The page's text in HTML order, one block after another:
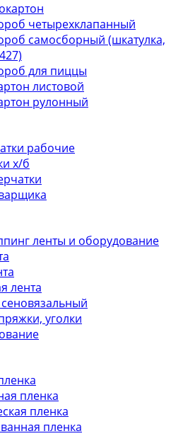
четырехклапанный
самосборный (шкатулка,
для пиццы
листовой
рулонный
рабочие
х/б
ленты и оборудование
лента
уголки
пленка
пленка
пленка